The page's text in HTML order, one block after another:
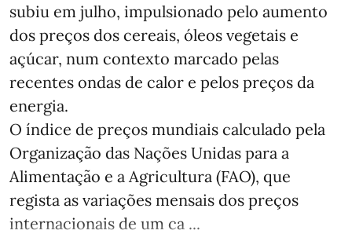
subiu em julho, impulsionado pelo aumento
dos preços dos cereais, óleos vegetais e
açúcar, num contexto marcado pelas
recentes ondas de calor e pelos preços da
energia.
O índice de preços mundiais calculado pela
Organização das Nações Unidas para a
Alimentação e a Agricultura (FAO), que
regista as variações mensais dos preços
internacionais de um ca ...